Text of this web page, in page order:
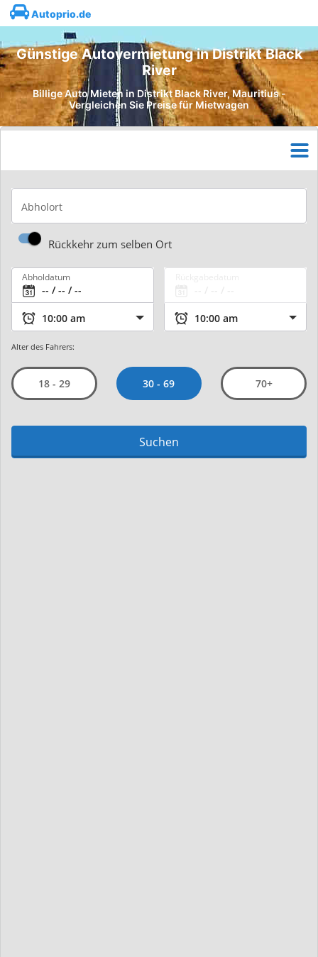
Autoprio.de
Günstige Autovermietung in Distrikt Black
River
Billige Auto Mieten in Distrikt Black River, Mauritius -
Vergleichen Sie Preise für Mietwagen
Abholort
Rückkehr zum selben Ort
Abholdatum
Alter des Fahrers:
18 - 29 30 - 69 70+
Suchen